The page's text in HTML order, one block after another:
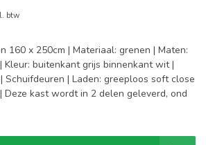
btw
160 x 250cm | Materiaal: grenen | Maten:
Kleur: buitenkant grijs binnenkant wit |
Schuifdeuren | Laden: greeploos soft close
Deze kast wordt in 2 delen geleverd, ond